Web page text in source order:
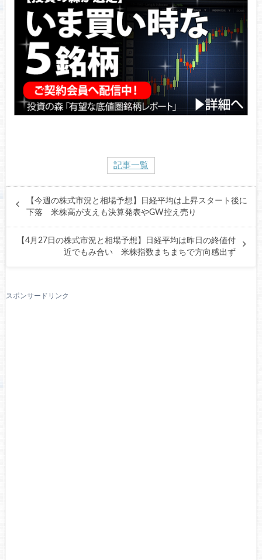
記事一覧
【今週の株式市況と相場予想】日経平均は上昇スタート後に
下落 米株高が支えも決算発表やGW控え売り
【4月27日の株式市況と相場予想】日経平均は昨日の終値付
近でもみ合い 米株指数まちまちで方向感出ず
スポンサードリンク